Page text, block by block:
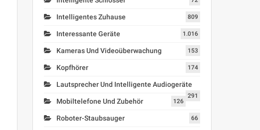
Intelligentes Zuhause 809
Interessante Geräte 1.016
Kameras Und Videoüberwachung 153
Kopfhörer 174
Lautsprecher Und Intelligente Audiogeräte
291
Mobiltelefone Und Zubehör 126
Roboter-Staubsauger 66